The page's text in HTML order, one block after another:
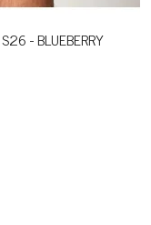
- BLUEBERRY